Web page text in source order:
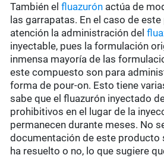
También elfluazurón actúa de
las garrapatas. En el caso de
atención la administración del
inyectable, pues la formulación
inmensa mayoría de las
este compuesto son para
forma de pour-on. Esto tiene
sabe que el fluazurón inyectado
prohibitivos en el lugar de la
permanecen durante meses. No
documentación de este producto
ha resuelto o no, lo que sugiere